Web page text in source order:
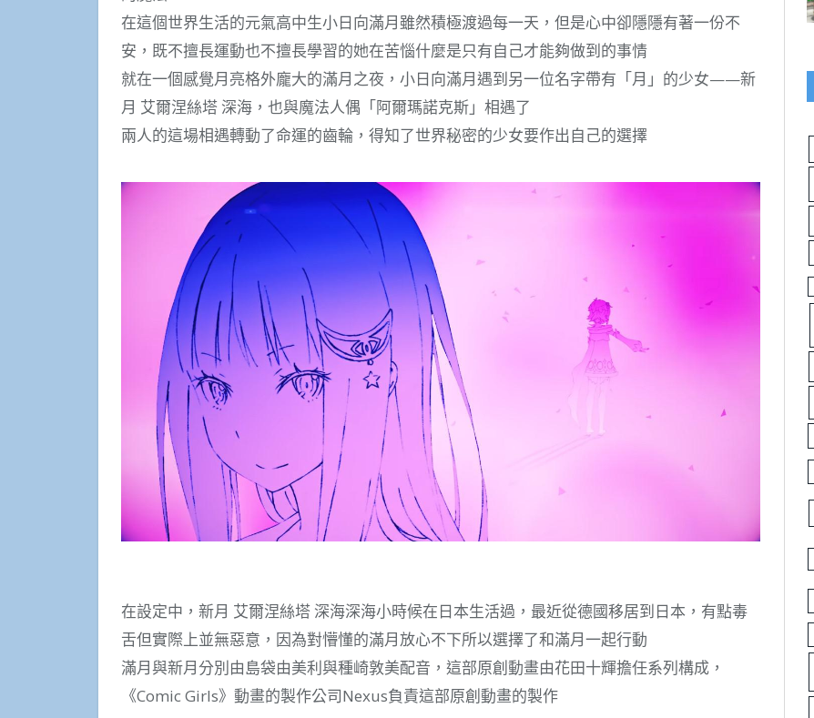
在這個世界生活的元氣高中生小日向滿月雖然積極渡過每一天，但是心中卻隱隱有著一份不
安，既不擅長運動也不擅長學習的她在苦惱什麼是只有自己才能夠做到的事情
就在一個感覺月亮格外龐大的滿月之夜，小日向滿月遇到另一位名字帶有「月」的少女——新
月 艾爾涅絲塔 深海，也與魔法人偶「阿爾瑪諾克斯」相遇了
兩人的這場相遇轉動了命運的齒輪，得知了世界秘密的少女要作出自己的選擇
在設定中，新月 艾爾涅絲塔 深海深海小時候在日本生活過，最近從德國移居到日本，有點毒
舌但實際上並無惡意，因為對懵懂的滿月放心不下所以選擇了和滿月一起行動
滿月與新月分別由島袋由美利與種崎敦美配音，這部原創動畫由花田十輝擔任系列構成，
《Comic Girls》動畫的製作公司Nexus負責這部原創動畫的製作